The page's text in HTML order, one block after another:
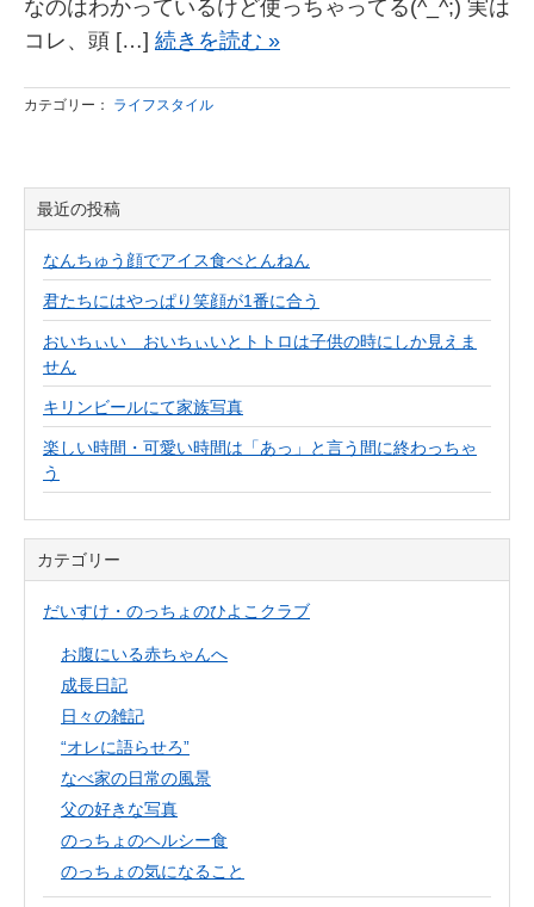
なのはわかっているけど使っちゃってる(^_^;) 実は
コレ、頭 […] 続きを読む »
カテゴリー： ライフスタイル
最近の投稿
なんちゅう顔でアイス食べとんねん
君たちにはやっぱり笑顔が1番に合う
おいちぃい おいちぃいとトトロは子供の時にしか見えま
せん
キリンビールにて家族写真
楽しい時間・可愛い時間は「あっ」と言う間に終わっちゃ
う
カテゴリー
だいすけ・のっちょのひよこクラブ
お腹にいる赤ちゃんへ
成長日記
日々の雑記
“オレに語らせろ”
なべ家の日常の風景
父の好きな写真
のっちょのヘルシー食
のっちょの気になること